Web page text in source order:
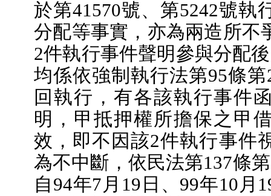
於第41570號、第5242號執
分配等事實，亦為兩造所不
2件執行事件聲明參與分配
均係依強制執行法第95條
回執行，有各該執行事件
明，甲抵押權所擔保之甲
效，即不因該2件執行事件
為不中斷，依民法第137條
自94年7月19日、99年10月